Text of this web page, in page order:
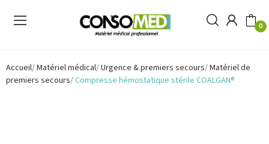
0
Accueil Matériel médical Urgence & premiers secours Matériel de
premiers secours Compresse hémostatique stérile COALGAN®